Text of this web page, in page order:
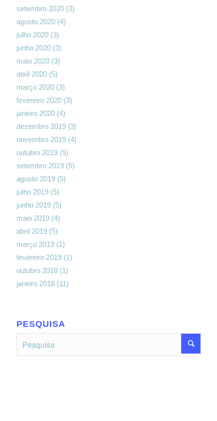
setembro 2020(3)
agosto 2020(4)
julho 2020(3)
junho 2020(3)
maio 2020(3)
abril 2020(5)
março 2020(3)
fevereiro 2020(3)
janeiro 2020(4)
dezembro 2019(3)
novembro 2019(4)
outubro 2019(5)
setembro 2019(5)
agosto 2019(5)
julho 2019(5)
junho 2019(5)
maio 2019(4)
abril 2019(5)
março 2019(1)
fevereiro 2019(1)
outubro 2018(1)
janeiro 2016(11)
PESQUISA